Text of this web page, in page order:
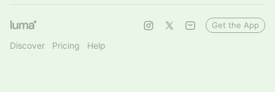
Discover Pricing Help
Get the App